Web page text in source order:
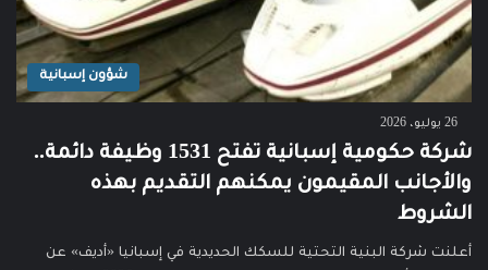
شؤون إسبانية
26 يوليو، 2026
شركة حكومية إسبانية تفتح 1531 وظيفة دائمة..
والأجانب المقيمون يمكنهم التقديم بهذه
الشروط
أعلنت شركة البنية التحتية للسكك الحديدية في إسبانيا «أديف» عن